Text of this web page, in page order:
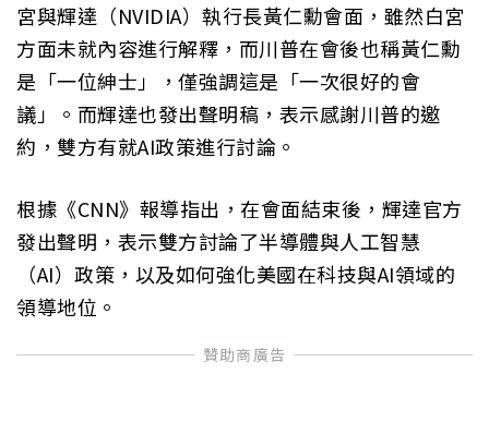
宮與輝達（NVIDIA）執行長黃仁勳會面，雖然白宮
方面未就內容進行解釋，而川普在會後也稱黃仁勳
是「一位紳士」，僅強調這是「一次很好的會
議」。而輝達也發出聲明稿，表示感謝川普的邀
約，雙方有就AI政策進行討論。
根據《CNN》報導指出，在會面結束後，輝達官方
發出聲明，表示雙方討論了半導體與人工智慧
（AI）政策，以及如何強化美國在科技與AI領域的
領導地位。